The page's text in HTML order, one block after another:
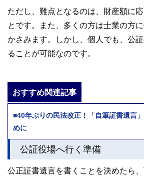
ただし、難点となるのは、財産額に
とです。また、多くの方は士業の方
かさみます。しかし、個人でも、公
ることが可能なのです。
おすすめ関連記事
■40年ぶりの民法改正！「自筆証書遺言
めに
公証役場へ行く準備
公正証書遺言を書くことを決めたら